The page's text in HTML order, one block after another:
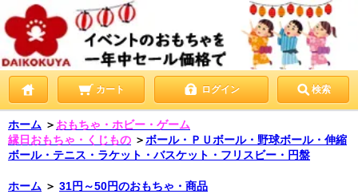
カート ログイン 検索
ホーム ＞ おもちゃ・ホビー・ゲーム
縁日おもちゃ・くじもの ＞ボール・ＰＵボール・野球ボール・伸縮
ボール・テニス・ラケット・バスケット・フリスビー・円盤
ホーム ＞ 31円～50円のおもちゃ・商品